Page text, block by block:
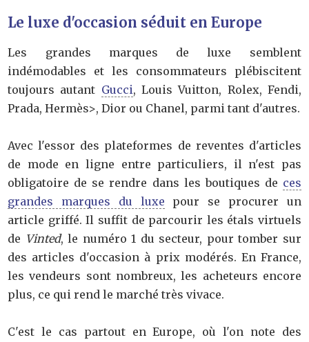
Le luxe d'occasion séduit en Europe
Les grandes marques de luxe semblent
indémodables et les consommateurs plébiscitent
toujours autant Gucci, Louis Vuitton, Rolex, Fendi,
Prada, Hermès>, Dior ou Chanel, parmi tant d'autres.
Avec l'essor des plateformes de reventes d'articles
de mode en ligne entre particuliers, il n'est pas
obligatoire de se rendre dans les boutiques de ces
grandes marques du luxe pour se procurer un
article griffé. Il suffit de parcourir les étals virtuels
de Vinted, le numéro 1 du secteur, pour tomber sur
des articles d'occasion à prix modérés. En France,
les vendeurs sont nombreux, les acheteurs encore
plus, ce qui rend le marché très vivace.
C'est le cas partout en Europe, où l'on note des